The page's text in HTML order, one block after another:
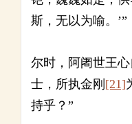
斯，无以为喻。’”
尔时，阿阇世王
士，所执金刚 [21]
持乎？”